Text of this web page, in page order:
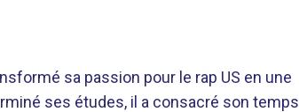
sa passion pour le rap US en une
ses études, il a consacré son temps